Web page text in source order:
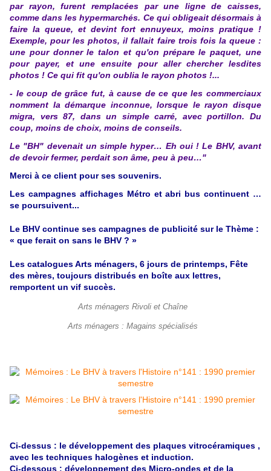
par rayon, furent remplacées par une ligne de caisses,
comme dans les hypermarchés. Ce qui obligeait désormais à
faire la queue, et devint fort ennuyeux, moins pratique !
Exemple, pour les photos, il fallait faire trois fois la queue :
une pour donner le talon et qu'on prépare le paquet, une
pour payer, et une ensuite pour aller chercher lesdites
photos ! Ce qui fit qu'on oublia le rayon photos !...
- le coup de grâce fut, à cause de ce que les commerciaux
nomment la démarque inconnue, lorsque le rayon disque
migra, vers 87, dans un simple carré, avec portillon. Du
coup, moins de choix, moins de conseils.
Le "BH" devenait un simple hyper… Eh oui ! Le BHV, avant
de devoir fermer, perdait son âme, peu à peu…"
Merci à ce client pour ses souvenirs.
Les campagnes affichages Métro et abri bus continuent …
se poursuivent...
Le BHV continue ses campagnes de publicité sur le Thème :
« que ferait on sans le BHV ? »
Les catalogues Arts ménagers, 6 jours de printemps, Fête
des mères, toujours distribués en boîte aux lettres,
remportent un vif succès.
Arts ménagers Rivoli et Chaîne
Arts ménagers : Magains spécialisés
Ci-dessus : le développement des plaques vitrocéramiques ,
avec les techniques halogènes et induction.
Ci-dessous : développement des Micro-ondes et de la